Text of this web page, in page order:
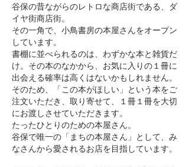
谷保の昔ながらのレトロな商店街である、ダ
イヤ街商店街。
その一角で、小鳥書房の本屋さんをオープン
しています。
書棚に並べられるのは、わずかな本と雑貨だ
け。その本のなかから、お気に入りの１冊に
出会える確率は高くはないかもしれません。
そのため、「この本がほしい」という本をご
注文いただき、取り寄せて、１冊１冊を大切
にお渡しさせていただきます。
たったひとりのための本屋さん。
谷保で唯一の「まちの本屋さん」として、み
なさんから愛されるお店を目指しています。